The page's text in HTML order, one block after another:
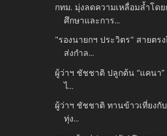
กทม. มุ่งลดความเหลื่อมล้ำโด
ศึกษาและการ...
"รองนายกฯ ประวิตร" สายตร
ส่งกำล...
ผู้ว่าฯ ชัชชาติ ปลูกต้น “แคนา
ไ...
ผู้ว่าฯ ชัชชาติ ทานข้าวเที่ยงกั
ทุ่ง...